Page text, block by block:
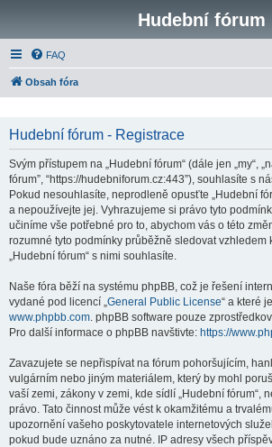
Hudební fórum
FAQ
Obsah fóra
Hudební fórum - Registrace
Svým přístupem na „Hudební fórum“ (dále jen „my“,
fórum”, “https://hudebniforum.cz:443”), souhlasíte s
Pokud nesouhlasíte, neprodleně opusťte „Hudební
a nepoužívejte jej. Vyhrazujeme si právo tyto
učiníme vše potřebné pro to, abychom vás o této
rozumné tyto podmínky průběžně sledovat vzhledem
„Hudební fórum“ s nimi souhlasíte.
Naše fóra běží na systému phpBB, což je řešení
vydané pod licencí „General Public License“ a které
www.phpbb.com. phpBB software pouze
Pro další informace o phpBB navštivte: https://
Zavazujete se nepřispívat na fórum pohoršujícím,
vulgárním nebo jiným materiálem, který by mohl
vaší zemi, zákony v zemi, kde sídlí „Hudební fórum“,
právo. Tato činnost může vést k okamžitému a
upozornění vašeho poskytovatele internetových
pokud bude uznáno za nutné. IP adresy všech